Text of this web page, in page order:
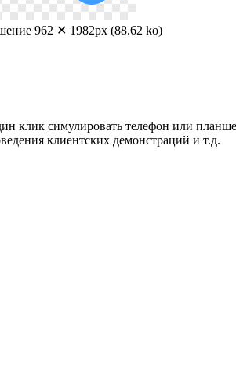
962 ✕ 1982px (88.62 ko)
клик симулировать телефон или
клиентских демонстраций и т.д.